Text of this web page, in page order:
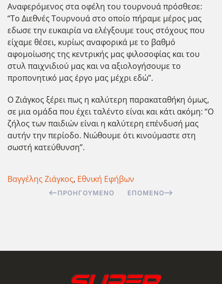
Αναφερόμενος στα οφέλη του τουρνουά πρόσθεσε:
“Το Διεθνές Τουρνουά στο οποίο πήραμε μέρος μας
εδωσε την ευκαιρία να ελέγξουμε τους στόχους που
είχαμε θέσει, κυρίως αναφορικά με το βαθμό
αφομοίωσης της κεντρικής μας φιλοσοφίας και του
στυλ παιχνιδιού μας και να αξιολογήσουμε το
προπονητικό μας έργο μας μέχρι εδώ”.
Ο Ζιάγκος ξέρει πως η καλύτερη παρακαταθήκη όμως,
σε μια ομάδα που έχει ταλέντο είναι και κάτι ακόμη: “Ο
ζήλος των παιδιών είναι η καλύτερη επένδυσή μας
αυτήν την περίοδο. Νιώθουμε ότι κινούμαστε στη
σωστή κατεύθυνση”.
Βαγγέλης Ζιάγκος, Εθνική Εφήβων
ΠΡΟΗΓΟΎΜΕΝΟ ΕΠΌΜΕΝΟ